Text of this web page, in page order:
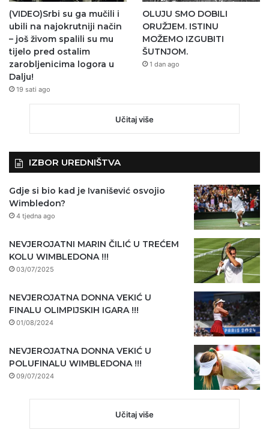
(VIDEO)Srbi su ga mučili i
ubili na najokrutniji način
– još živom spalili su mu
tijelo pred ostalim
zarobljenicima logora u
Dalju!
19 sati ago
OLUJU SMO DOBILI
ORUŽJEM. ISTINU
MOŽEMO IZGUBITI
ŠUTNJOM.
1 dan ago
Učitaj više
IZBOR UREDNIŠTVA
Gdje si bio kad je Ivanišević osvojio
Wimbledon?
4 tjedna ago
NEVJEROJATNI MARIN ČILIĆ U TREĆEM
KOLU WIMBLEDONA !!!
03/07/2025
NEVJEROJATNA DONNA VEKIĆ U
FINALU OLIMPIJSKIH IGARA !!!
01/08/2024
NEVJEROJATNA DONNA VEKIĆ U
POLUFINALU WIMBLEDONA !!!
09/07/2024
Učitaj više